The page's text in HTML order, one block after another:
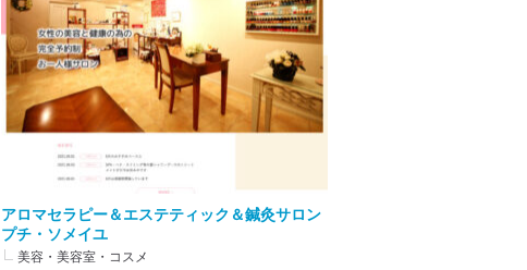
アロマセラピー＆エステティック＆鍼灸サロン
プチ・ソメイユ
美容・美容室・コスメ